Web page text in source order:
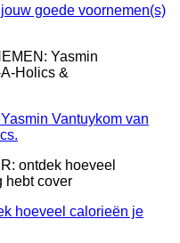
goede voornemen(s)
Vantuykom van
hoeveel calorieën je